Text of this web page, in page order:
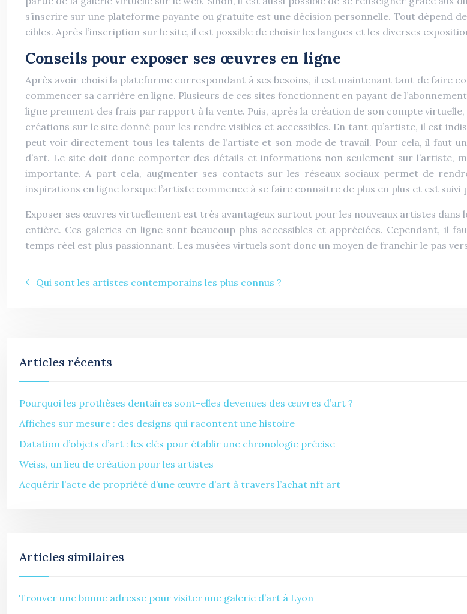
s’inscrire sur une plateforme payante ou gratuite est une décision personnelle. Tout dépend
cibles. Après l’inscription sur le site, il est possible de choisir les langues et les diverses
Conseils pour exposer ses œuvres en ligne
Après avoir choisi la plateforme correspondant à ses besoins, il est maintenant tant de faire
commencer sa carrière en ligne. Plusieurs de ces sites fonctionnent en payant de
ligne prennent des frais par rapport à la vente. Puis, après la création de son compte
créations sur le site donné pour les rendre visibles et accessibles. En tant qu’artiste, il est
peut voir directement tous les talents de l’artiste et son mode de travail. Pour cela, il faut
d’art. Le site doit donc comporter des détails et informations non seulement sur l’artiste,
importante. A part cela, augmenter ses contacts sur les réseaux sociaux permet de
inspirations en ligne lorsque l’artiste commence à se faire connaitre de plus en plus et est suivi
Exposer ses œuvres virtuellement est très avantageux surtout pour les nouveaux artistes
entière. Ces galeries en ligne sont beaucoup plus accessibles et appréciées. Cependant, il
temps réel est plus passionnant. Les musées virtuels sont donc un moyen de franchir le pas
Qui sont les artistes contemporains les plus connus ?
Articles récents
Pourquoi les prothèses dentaires sont-elles devenues des œuvres d’art ?
Affiches sur mesure : des designs qui racontent une histoire
Datation d’objets d’art : les clés pour établir une chronologie précise
Weiss, un lieu de création pour les artistes
Acquérir l’acte de propriété d’une œuvre d’art à travers l’achat nft art
Articles similaires
Trouver une bonne adresse pour visiter une galerie d’art à Lyon